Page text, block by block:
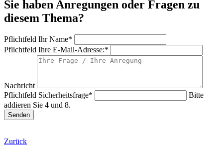
Sie haben Anregungen oder Fragen zu
diesem Thema?
Pflichtfeld Ihr Name*
Pflichtfeld Ihre E-Mail-Adresse:*
Nachricht
Pflichtfeld Sicherheitsfrage*
Bitte
addieren Sie 4 und 8.
Senden
Zurück